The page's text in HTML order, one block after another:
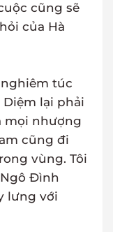
cũng sẽ
của Hà
túc
lại phải
mọi nhượng
cũng đi
vùng. Tôi
Đình
lưng với